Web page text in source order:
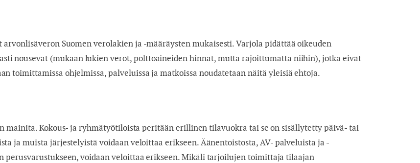
Suomen verolakien ja -määräysten mukaisesti. Varjola pidättää oikeuden
nousevat (mukaan lukien verot, polttoaineiden hinnat, mutta rajoittumatta niihin), jotka eivät
toimittamissa ohjelmissa, palveluissa ja matkoissa noudatetaan näitä yleisiä ehtoja.
mainita. Kokous- ja ryhmätyötiloista peritään erillinen tilavuokra tai se on sisällytetty päivä- tai
ja muista järjestelyistä voidaan veloittaa erikseen. Äänentoistosta, AV- palveluista ja -
voidaan veloittaa erikseen. Mikäli tarjoilujen toimittaja tilaajan